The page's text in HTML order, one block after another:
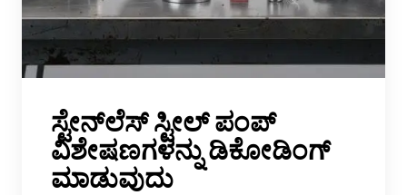
ಸ್ಟೇನ್‌ಲೆಸ್ ಸ್ಟೀಲ್ ಪಂಪ್
ವಿಶೇಷಣಗಳನ್ನು ಡಿಕೋಡಿಂಗ್
ಮಾಡುವುದು